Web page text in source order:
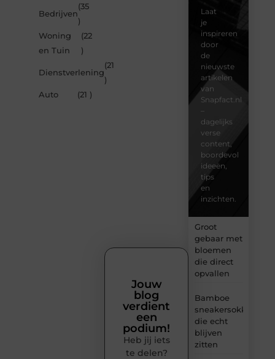
Bedrijven
(35
)
Woning
en Tuin
(22
)
Dienstverlening
(21
)
Auto
(21 )
Laat
je
inspireren
door
de
nieuwste
artikelen
van
Snapfact.nl
–
dagelijks
verse
content,
boordevol
ideeën,
tips
en
inzichten.
Groot
gebaar met
bloemen
die direct
opvallen
Bamboe
sneakersokken
die echt
blijven
zitten
Jouw
blog
verdient
een
podium!
Heb jij iets
te delen?